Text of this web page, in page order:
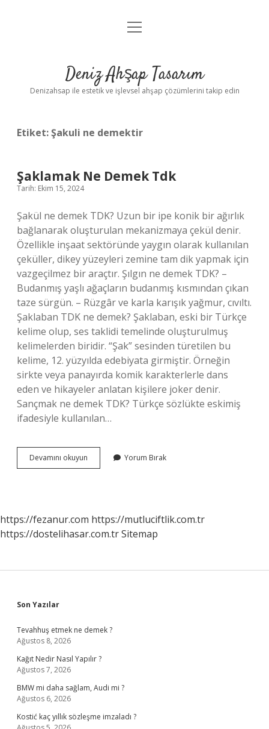
Anasayfa
Yasal Uyarı
menüyü
Deniz Ahşap Tasarım
Denizahsap ile estetik ve işlevsel ahşap çözümlerini takip edin
Etiket:Şakuli ne demektir
Şaklamak Ne Demek Tdk
Tarih: Ekim 15, 2024
Şakül ne demek TDK? Uzun bir ipe konik bir ağırlık
bağlanarak oluşturulan mekanizmaya çekül denir.
Özellikle inşaat sektöründe yaygın olarak kullanılan
çeküller, dikey yüzeyleri zemine tam dik yapmak için
vazgeçilmez bir araçtır. Şılgın ne demek TDK? –
Budanmış yaşlı ağaçların budanmış kısmından çıkan
taze sürgün. – Rüzgâr ve karla karışık yağmur, cıvıltı.
Şaklaban TDK ne demek? Şaklaban, eski bir Türkçe
kelime olup, ses taklidi temelinde oluşturulmuş
kelimelerden biridir. “Şak” sesinden türetilen bu
kelime, 12. yüzyılda edebiyata girmiştir. Örneğin
sirkte veya panayırda komik karakterlerle dans
eden ve hikayeler anlatan kişilere joker denir.
Sançmak ne demek TDK? Türkçe sözlükte eskimiş
ifadesiyle kullanılan…
Devamını okuyun Şaklamak
Ne
Yorum Bırak
https://fezanur.com https://mutluciftlik.com.tr
https://dostelihasar.com.trSitemap
Sidebar
Son Yazılar
Tevahhuş etmek ne demek ?
Ağustos 8, 2026
Kağıt Nedir Nasıl Yapılır ?
Ağustos 7, 2026
BMW mi daha sağlam, Audi mi ?
Ağustos 6, 2026
Kostić kaç yıllık sözleşme imzaladı ?